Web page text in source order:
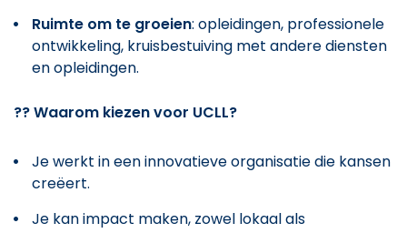
Ruimte om te groeien: opleidingen, professionele
ontwikkeling, kruisbestuiving met andere diensten
en opleidingen.
??Waarom kiezen voor UCLL?
Je werkt in een innovatieve organisatie die kansen
creëert.
Je kan impact maken, zowel lokaal als